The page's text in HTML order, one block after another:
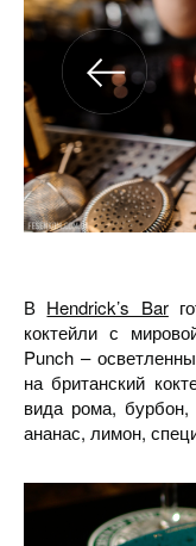
В Hendrick’s Bar
коктейли с
Punch –
на британский
вида рома, бурбон,
ананас, лимон,